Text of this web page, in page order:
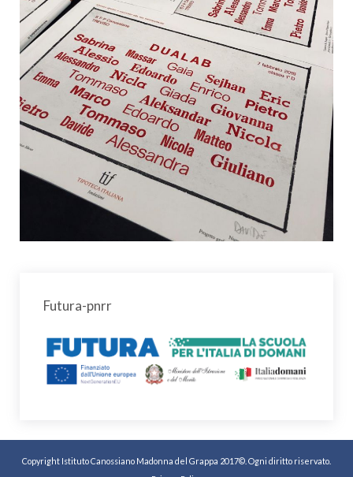
Futura-pnrr
Copyright Istituto Canossiano Madonna del Grappa 2017©. Ogni diritto riservato.